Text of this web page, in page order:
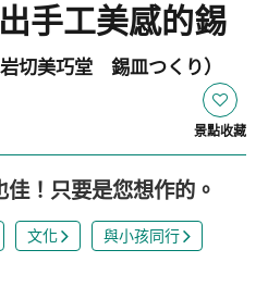
手工美感的錫
岩切美巧堂 錫皿つくり）
景點收藏
！只要是您想作的。
文化 與小孩同行